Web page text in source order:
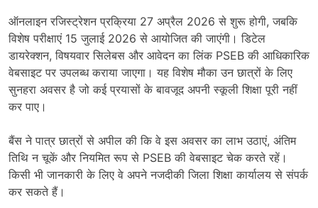
ऑनलाइन रजिस्ट्रेशन प्रक्रिया 27 अप्रैल 2026 से शुरू होगी, जबकि
विशेष परीक्षाएं 15 जुलाई 2026 से आयोजित की जाएंगी। डिटेल
डायरेक्शन, विषयवार सिलेबस और आवेदन का लिंक PSEB की आधिकारिक
वेबसाइट पर उपलब्ध कराया जाएगा। यह विशेष मौका उन छात्रों के लिए
सुनहरा अवसर है जो कई प्रयासों के बावजूद अपनी स्कूली शिक्षा पूरी नहीं
कर पाए।
बैंस ने पात्र छात्रों से अपील की कि वे इस अवसर का लाभ उठाएं, अंतिम
तिथि न चूकें और नियमित रूप से PSEB की वेबसाइट चेक करते रहें।
किसी भी जानकारी के लिए वे अपने नजदीकी जिला शिक्षा कार्यालय से संपर्क
कर सकते हैं।